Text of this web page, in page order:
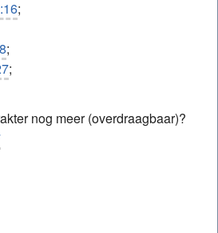
;
;
;
nog meer (overdraagbaar)?